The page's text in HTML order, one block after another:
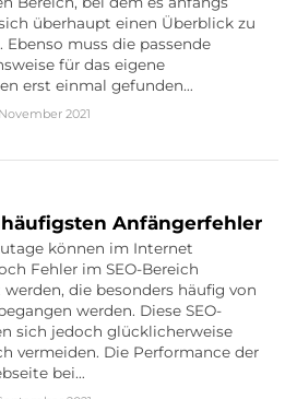
überhaupt einen Überblick zu
Ebenso muss die passende
für das eigene
erst einmal gefunden…
2021
häufigsten Anfängerfehler
können im Internet
Fehler im SEO-Bereich
die besonders häufig von
werden. Diese SEO-
sich jedoch glücklicherweise
vermeiden. Die Performance der
bei…